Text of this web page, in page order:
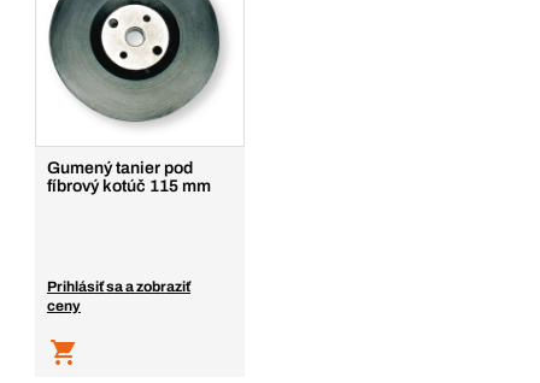
Gumený tanier pod
fíbrový kotúč 115 mm
Prihlásiť sa a zobraziť
ceny